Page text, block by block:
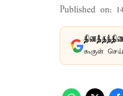
Published on:
கூகுள்